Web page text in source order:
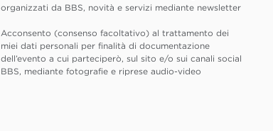
organizzati da BBS, novità e servizi mediante newsletter
Acconsento (consenso facoltativo) al trattamento dei
miei dati personali per finalità di documentazione
dell’evento a cui parteciperò, sul sito e/o sui canali social
BBS, mediante fotografie e riprese audio-video